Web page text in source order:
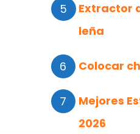
Extractor
leña
Colocar
Mejores
2026